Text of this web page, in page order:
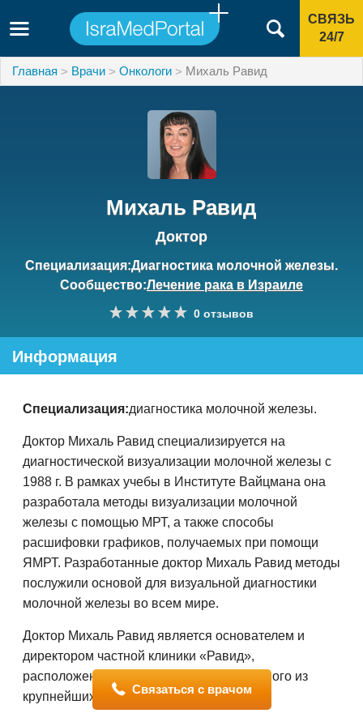
СВЯЗЬ
24/7
Главная Врачи Онкологи Михаль Равид
Михаль Равид
Доктор
Специализация:Диагностика молочной железы.
Сообщество:Лечение рака в Израиле
0 отзывов
Информация
Специализация:диагностика молочной железы.
Доктор Михаль Равид специализируется на
диагностической визуализации молочной железы с
1988 г. В рамках учебы в Институте Вайцмана она
разработала методы визуализации молочной
железы с помощью МРТ, а также способы
расшифовки графиков, получаемых при помощи
ЯМРТ. Разработанные доктор Михаль Равид методы
послужили основой для визуальной диагностики
молочной железы во всем мире.
Доктор Михаль Равид является основателем и
директором частной клиники «Равид»,
расположенной в центре Азриэли — одного из
крупнейших небоскребов Израиля.
Связаться с врачом